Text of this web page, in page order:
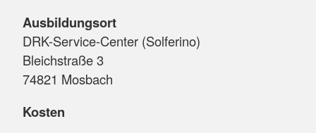
Ausbildungsort
DRK-Service-Center (Solferino)
Bleichstraße 3
74821 Mosbach
Kosten